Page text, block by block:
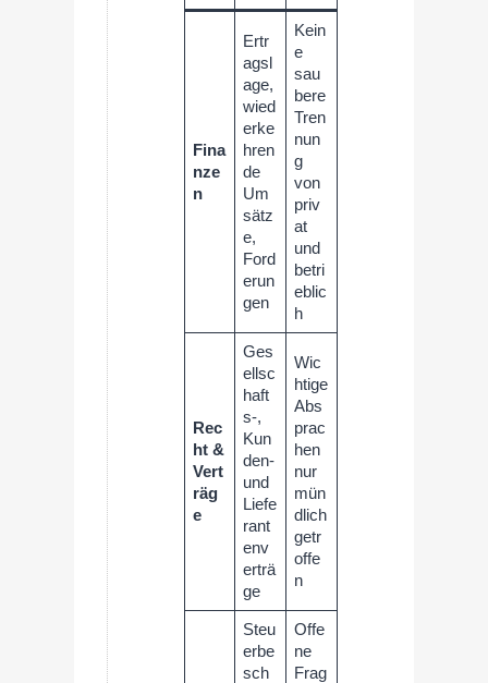
Fina
nze
n
Ertr
agsl
age,
wied
erke
hren
de
Um
sätz
e,
Ford
erun
gen
Kein
e
sau
bere
Tren
nun
g
von
priv
at
und
betri
eblic
h
Rec
ht &
Vert
räg
e
Ges
ellsc
haft
s-,
Kun
den-
und
Liefe
rant
env
erträ
ge
Wic
htige
Abs
prac
hen
nur
mün
dlich
getr
offe
n
Steu
erbe
sch
Offe
ne
Frag